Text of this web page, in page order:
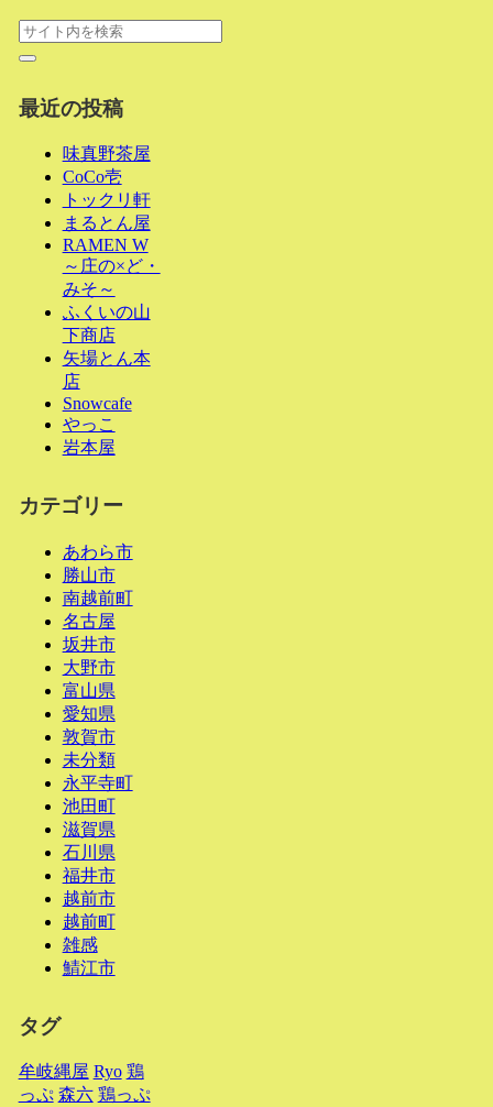
最近の投稿
味真野茶屋
CoCo壱
トックリ軒
まるとん屋
RAMEN W
～庄の×ど・
みそ～
ふくいの山
下商店
矢場とん本
店
Snowcafe
やっこ
岩本屋
カテゴリー
あわら市
勝山市
南越前町
名古屋
坂井市
大野市
富山県
愛知県
敦賀市
未分類
永平寺町
池田町
滋賀県
石川県
福井市
越前市
越前町
雑感
鯖江市
タグ
牟岐縄屋 Ryo 鶏
っぷ 森六 鶏っぷ